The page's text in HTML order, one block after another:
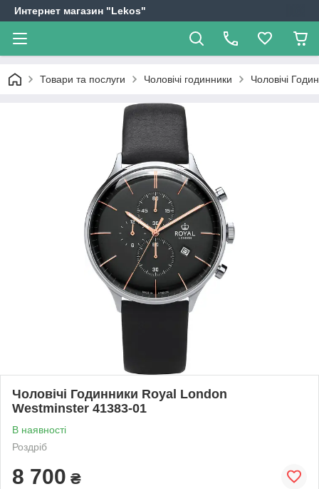
Интернет магазин "Lekos"
Товари та послуги Чоловічі годинники Чоловічі
Чоловічі Годинники Royal London
Westminster 41383-01
В наявності
Роздріб
8 700 ₴